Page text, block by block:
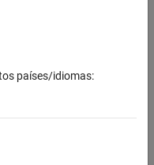
países/idiomas: